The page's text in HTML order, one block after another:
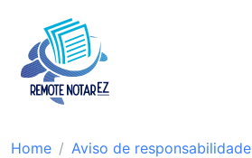
Home Aviso de responsabilidade